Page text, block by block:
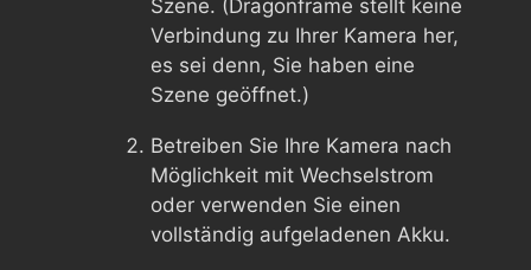
Szene. (Dragonframe stellt keine
Verbindung zu Ihrer Kamera her,
es sei denn, Sie haben eine
Szene geöffnet.)
Betreiben Sie Ihre Kamera nach
Möglichkeit mit Wechselstrom
oder verwenden Sie einen
vollständig aufgeladenen Akku.